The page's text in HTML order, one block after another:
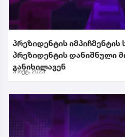
პრეზიდენტის იმპიჩმენტის
პრეზიდენტის დანიშნული
განიხილავენ
3 ოქტ. 2023